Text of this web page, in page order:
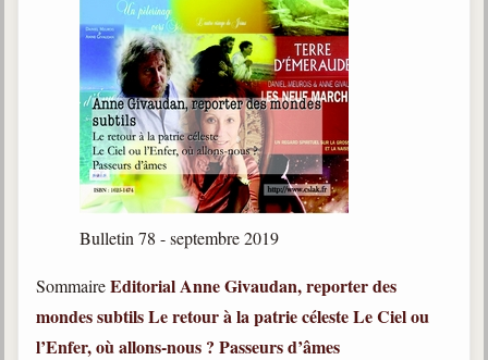
Bulletin 78 - septembre 2019
SommaireEditorialAnne Givaudan, reporter des
mondes subtilsLe retour à la patrie célesteLe Ciel ou
l’Enfer, où allons-nous ? Passeurs d’âmes